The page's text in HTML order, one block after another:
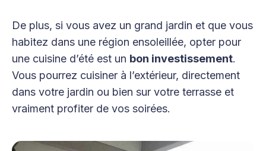
De plus, si vous avez un grand jardin et que vous
habitez dans une région ensoleillée, opter pour
une cuisine d’été est un bon investissement.
Vous pourrez cuisiner à l’extérieur, directement
dans votre jardin ou bien sur votre terrasse et
vraiment profiter de vos soirées.